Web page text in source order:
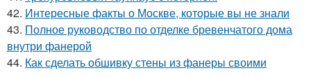
42. Интересные факты о Москве, которые вы не знали
43. Полное руководство по отделке бревенчатого дома
внутри фанерой
44. Как сделать обшивку стены из фанеры своими